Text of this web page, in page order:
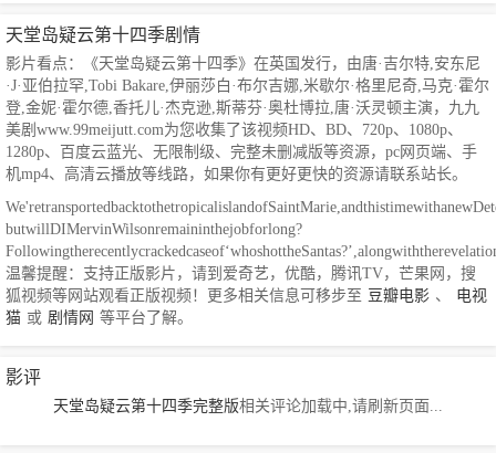
天堂岛疑云第十四季剧情
影片看点：《天堂岛疑云第十四季》在英国发行，由唐·吉尔特,安东尼
·J·亚伯拉罕,Tobi Bakare,伊丽莎白·布尔吉娜,米歇尔·格里尼奇,马克·霍尔
登,金妮·霍尔德,香托儿·杰克逊,斯蒂芬·奥杜博拉,唐·沃灵顿主演，九九
美剧www.99meijutt.com为您收集了该视频HD、BD、720p、1080p、
1280p、百度云蓝光、无限制级、完整未删减版等资源，pc网页端、手
机mp4、高清云播放等线路，如果你有更好更快的资源请联系站长。
butwillDIMervinWilsonremaininthejobforlong?
温馨提醒：支持正版影片，请到爱奇艺，优酷，腾讯TV，芒果网，搜
狐视频等网站观看正版视频！更多相关信息可移步至 豆瓣电影 、
电视
猫 或 剧情网 等平台了解。
影评
天堂岛疑云第十四季完整版相关评论加载中,请刷新页面...